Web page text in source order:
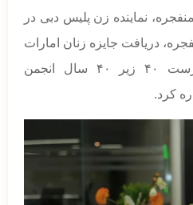
نماینده زن پلیس دبی در
دریافت جایزه زنان امارات
(۲۰۲۲) و انتخاب در فهرست ۴۰ زیر ۴۰ سال انجمن
کرد.